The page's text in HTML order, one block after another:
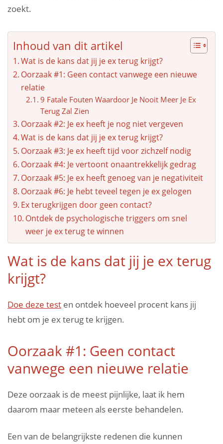
zoekt.
Inhoud van dit artikel
Wat is de kans dat jij je ex terug krijgt?
Oorzaak #1: Geen contact vanwege een nieuwe
relatie
9 Fatale Fouten Waardoor Je Nooit Meer Je Ex
Terug Zal Zien
Oorzaak #2: Je ex heeft je nog niet vergeven
Wat is de kans dat jij je ex terug krijgt?
Oorzaak #3: Je ex heeft tijd voor zichzelf nodig
Oorzaak #4: Je vertoont onaantrekkelijk gedrag
Oorzaak #5: Je ex heeft genoeg van je negativiteit
Oorzaak #6: Je hebt teveel tegen je ex gelogen
Ex terugkrijgen door geen contact?
Ontdek de psychologische triggers om snel
weer je ex terug te winnen
Wat is de kans dat jij je ex terug
krijgt?
Doe deze test en ontdek hoeveel procent kans jij
hebt om je ex terug te krijgen.
Oorzaak #1: Geen contact
vanwege een nieuwe relatie
Deze oorzaak is de meest pijnlijke, laat ik hem
daarom maar meteen als eerste behandelen.
Een van de belangrijkste redenen die kunnen